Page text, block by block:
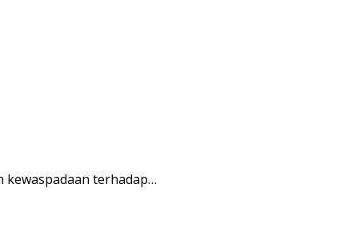
kewaspadaan terhadap…